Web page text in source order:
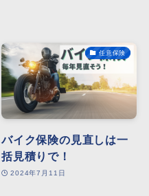
任意保険
バイク保険の見直しは一
括見積りで！
2024年7月11日